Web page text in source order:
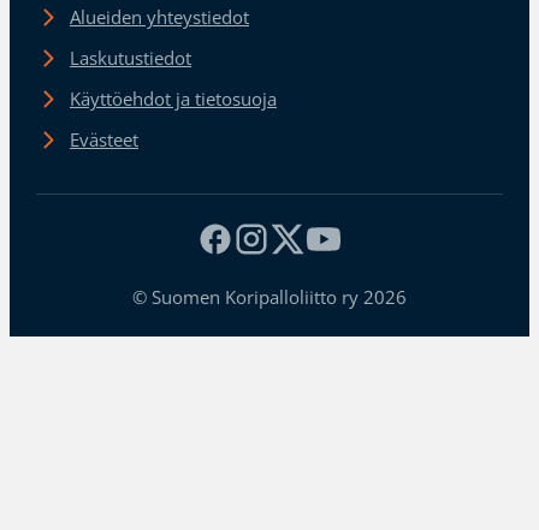
Alueiden yhteystiedot
Laskutustiedot
Käyttöehdot ja tietosuoja
Evästeet
© Suomen Koripalloliitto ry 2026